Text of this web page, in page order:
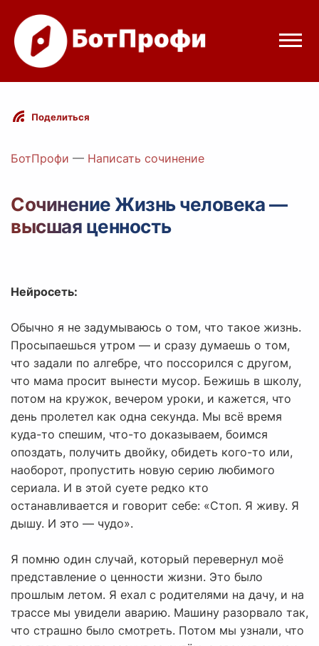
Режимы бота
Цены
Вход с Telegram
Поделиться
БотПрофи — Написать сочинение
Сочинение Жизнь человека —
высшая ценность
Нейросеть:
Обычно я не задумываюсь о том, что такое жизнь.
Просыпаешься утром — и сразу думаешь о том,
что задали по алгебре, что поссорился с другом,
что мама просит вынести мусор. Бежишь в школу,
потом на кружок, вечером уроки, и кажется, что
день пролетел как одна секунда. Мы всё время
куда-то спешим, что-то доказываем, боимся
опоздать, получить двойку, обидеть кого-то или,
наоборот, пропустить новую серию любимого
сериала. И в этой суете редко кто
останавливается и говорит себе: «Стоп. Я живу. Я
дышу. И это — чудо».
Я помню один случай, который перевернул моё
представление о ценности жизни. Это было
прошлым летом. Я ехал с родителями на дачу, и на
трассе мы увидели аварию. Машину разорвало так,
что страшно было смотреть. Потом мы узнали, что